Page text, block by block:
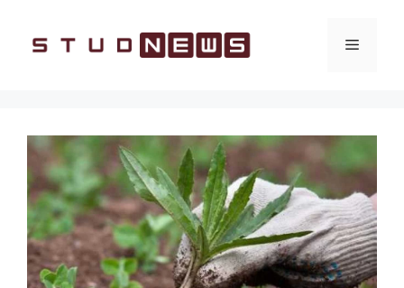
contenuto
Menu